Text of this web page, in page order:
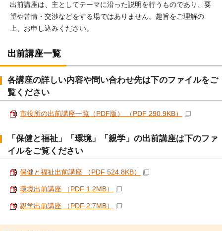
出前講座は、主としてテーマに沿った説明を行うものであり、要
望や苦情・交渉などをする場ではありません。趣旨をご理解の
上、お申し込みください。
出前講座一覧
各講座の詳しい内容や問い合わせ先は下のファイルをご
覧ください
市役所の出前講座一覧（PDF版） （PDF 290.9KB）
「保健と福祉」「環境」「親学」の出前講座は下のファ
イルをご覧ください
保健と福祉出前講座 （PDF 524.8KB）
環境出前講座 （PDF 1.2MB）
親学出前講座 （PDF 2.7MB）